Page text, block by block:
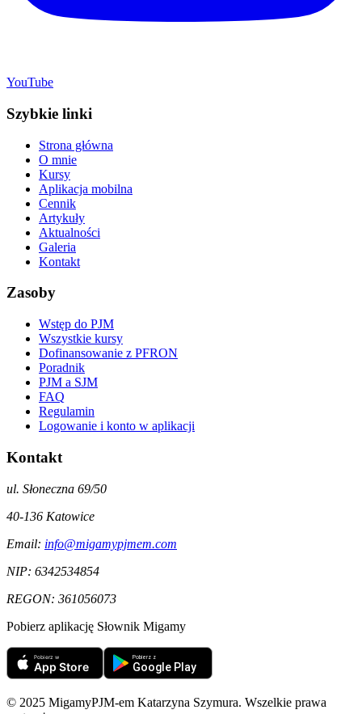
YouTube
Szybkie linki
Strona główna
O mnie
Kursy
Aplikacja mobilna
Cennik
Artykuły
Aktualności
Galeria
Kontakt
Zasoby
Wstęp do PJM
Wszystkie kursy
Dofinansowanie z PFRON
Poradnik
PJM a SJM
FAQ
Regulamin
Logowanie i konto w aplikacji
Kontakt
ul. Słoneczna 69/50
40-136 Katowice
Email: info@migamypjmem.com
NIP: 6342534854
REGON: 361056073
Pobierz aplikację Słownik Migamy
© 2025 MigamyPJM-em Katarzyna Szymura. Wszelkie prawa